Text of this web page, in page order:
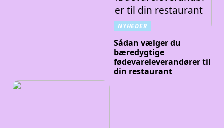
NYHEDER
Sådan vælger du
bæredygtige
fødevareleverandører til
din restaurant